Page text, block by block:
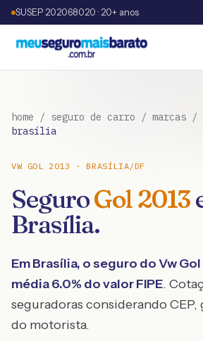
SUSEP 202068020 · 20+ anos
home / seguro de carro / marcas /
brasília
VW GOL 2013 ·BRASÍLIA/DF
SeguroGol2013
Brasília.
EmBrasília, o seguro doVwGol
média6.0% do valor FIPE.
seguradoras considerando CEP,
do motorista.